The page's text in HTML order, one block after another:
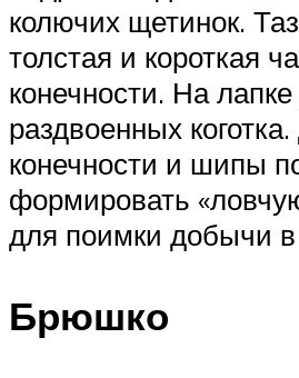
колючих щетинок.
толстая и короткая
конечности. На
раздвоенных
конечности и шипы
формировать
для поимки добычи в
Брюшко